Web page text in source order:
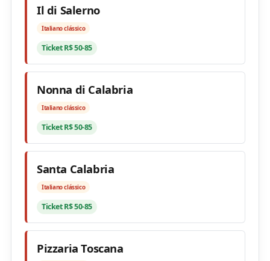
Il di Salerno
Italiano clássico
Ticket R$ 50-85
Nonna di Calabria
Italiano clássico
Ticket R$ 50-85
Santa Calabria
Italiano clássico
Ticket R$ 50-85
Pizzaria Toscana